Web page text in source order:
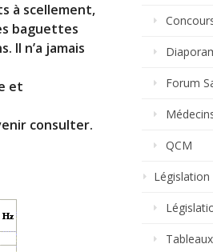
à scellement,
baguettes
Il n’a jamais
et
consulter.
Forum
QCM
Législation